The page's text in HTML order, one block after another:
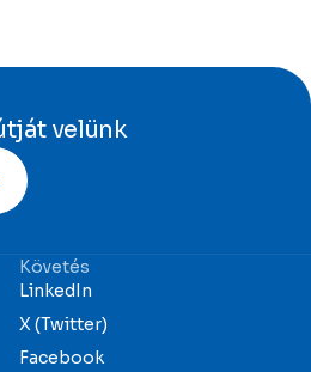
velünk
Követés
LinkedIn
X (Twitter)
Facebook